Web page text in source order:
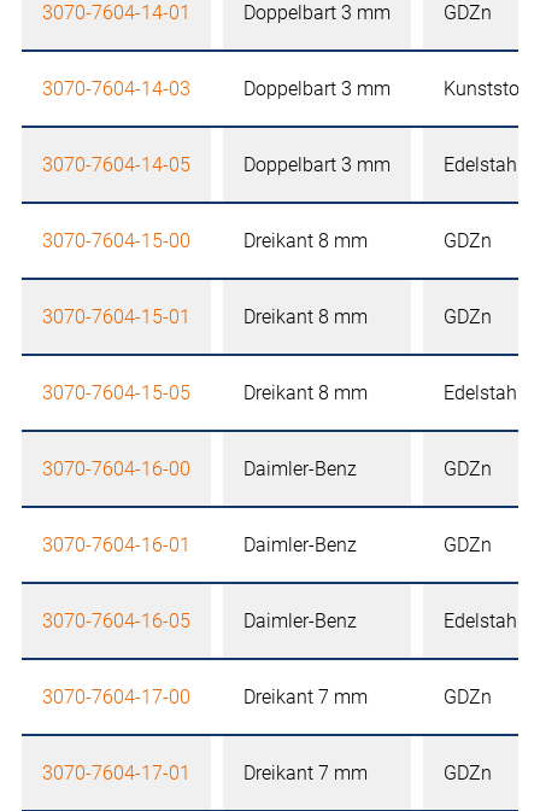
3070-7604-14-01 Doppelbart 3 mm GDZn
3070-7604-14-03 Doppelbart 3 mm Kunststoff
3070-7604-14-05 Doppelbart 3 mm Edelstahl
3070-7604-15-00 Dreikant 8 mm GDZn
3070-7604-15-01 Dreikant 8 mm GDZn
3070-7604-15-05 Dreikant 8 mm Edelstahl
3070-7604-16-00 Daimler-Benz GDZn
3070-7604-16-01 Daimler-Benz GDZn
3070-7604-16-05 Daimler-Benz Edelstahl
3070-7604-17-00 Dreikant 7 mm GDZn
3070-7604-17-01 Dreikant 7 mm GDZn